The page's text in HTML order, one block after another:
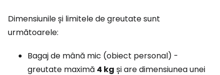
Dimensiunile și limitele de greutate sunt
următoarele:
Bagaj de mână mic (obiect personal) -
greutate maximă 4 kg și are dimensiunea unei